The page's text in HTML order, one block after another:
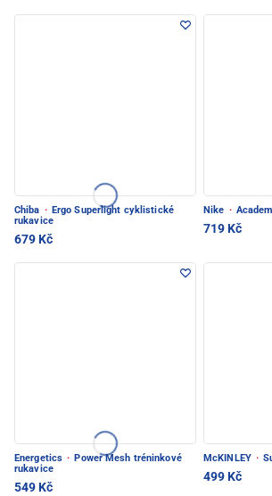
Chiba · Ergo Superlight cyklistické
rukavice
679 Kč
Nike ·
719 Kč
Energetics · Power Mesh tréninkové
rukavice
549 Kč
McKINLEY ·
499 Kč